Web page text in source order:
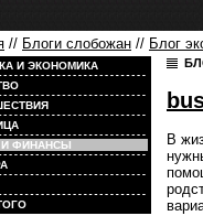
// Блоги слобожан // Блог
И ЭКОНОМИКА
И ФИНАНСЫ
В